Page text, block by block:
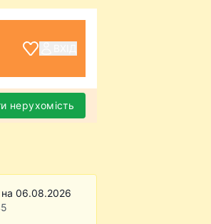
нерухомість
на 06.08.2026